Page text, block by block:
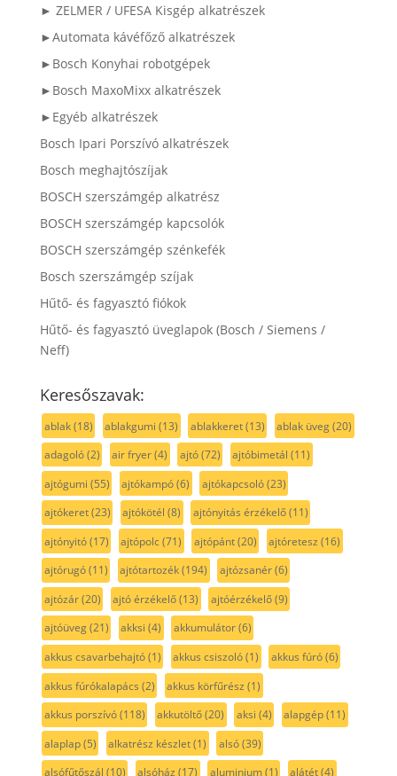
► ZELMER / UFESA Kisgép alkatrészek
►Automata kávéfőző alkatrészek
►Bosch Konyhai robotgépek
►Bosch MaxoMixx alkatrészek
►Egyéb alkatrészek
Bosch Ipari Porszívó alkatrészek
Bosch meghajtószíjak
BOSCH szerszámgép alkatrész
BOSCH szerszámgép kapcsolók
BOSCH szerszámgép szénkefék
Bosch szerszámgép szíjak
Hűtő- és fagyasztó fiókok
Hűtő- és fagyasztó üveglapok (Bosch / Siemens /
Neff)
Keresőszavak:
ablak(18) ablakgumi (13) ablakkeret(13) ablak üveg(20)
adagoló(2) air fryer(4) ajtó(72) ajtóbimetál (11)
ajtógumi (55) ajtókampó(6) ajtókapcsoló(23)
ajtókeret(23) ajtókötél (8) ajtónyitás érzékelő(11)
ajtónyitó(17) ajtópolc(71) ajtópánt(20) ajtóretesz (16)
ajtórugó(11) ajtótartozék(194) ajtózsanér(6)
ajtózár(20) ajtó érzékelő(13) ajtóérzékelő(9)
ajtóüveg(21) akksi (4) akkumulátor(6)
akkus csavarbehajtó(1) akkus csiszoló(1) akkus fúró(6)
akkus fúrókalapács (2) akkus körfűrész (1)
akkus porszívó(118) akkutöltő(20) aksi (4) alapgép(11)
alaplap(5) alkatrész készlet(1) alsó(39)
alsófűtőszál (10) alsóház (17) aluminium(1) alátét(4)